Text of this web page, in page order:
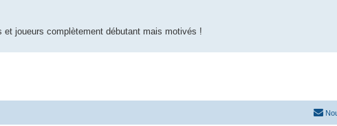
joueurs complètement débutant mais motivés !